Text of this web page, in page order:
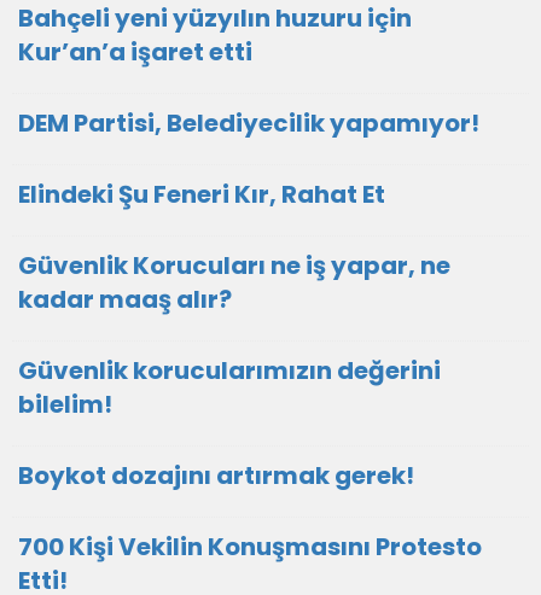
Bahçeli yeni yüzyılın huzuru için
Kur’an’a işaret etti
DEM Partisi, Belediyecilik yapamıyor!
Elindeki Şu Feneri Kır, Rahat Et
Güvenlik Korucuları ne iş yapar, ne
kadar maaş alır?
Güvenlik korucularımızın değerini
bilelim!
Boykot dozajını artırmak gerek!
700 Kişi Vekilin Konuşmasını Protesto
Etti!